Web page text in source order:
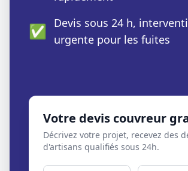
✅ Devis sous 24 h,
urgente pour les fuites
Votre devis couvreur
Décrivez votre projet, recevez des
d'artisans qualifiés sous 24h.